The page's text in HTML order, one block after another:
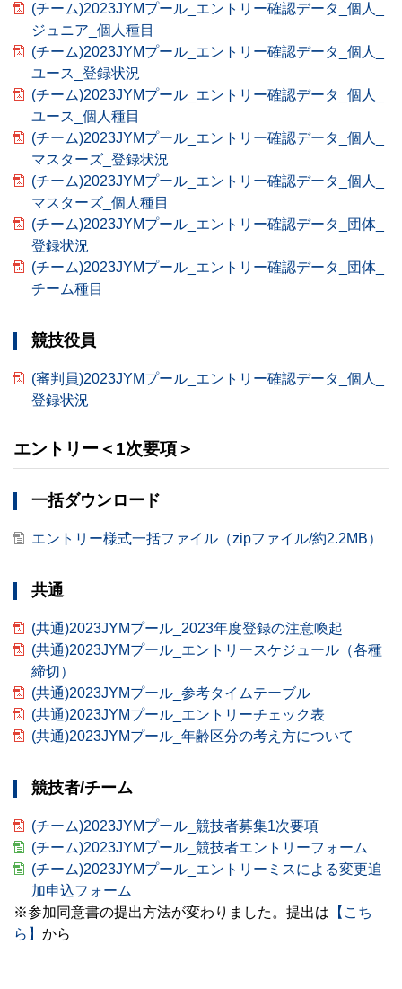
(チーム)2023JYMプール_エントリー確認データ_個人_
ジュニア_個人種目
(チーム)2023JYMプール_エントリー確認データ_個人_
ユース_登録状況
(チーム)2023JYMプール_エントリー確認データ_個人_
ユース_個人種目
(チーム)2023JYMプール_エントリー確認データ_個人_
マスターズ_登録状況
(チーム)2023JYMプール_エントリー確認データ_個人_
マスターズ_個人種目
(チーム)2023JYMプール_エントリー確認データ_団体_
登録状況
(チーム)2023JYMプール_エントリー確認データ_団体_
チーム種目
競技役員
(審判員)2023JYMプール_エントリー確認データ_個人_
登録状況
エントリー＜1次要項＞
一括ダウンロード
エントリー様式一括ファイル（zipファイル/約2.2MB）
共通
(共通)2023JYMプール_2023年度登録の注意喚起
(共通)2023JYMプール_エントリースケジュール（各種
締切）
(共通)2023JYMプール_参考タイムテーブル
(共通)2023JYMプール_エントリーチェック表
(共通)2023JYMプール_年齢区分の考え方について
競技者/チーム
(チーム)2023JYMプール_競技者募集1次要項
(チーム)2023JYMプール_競技者エントリーフォーム
(チーム)2023JYMプール_エントリーミスによる変更追
加申込フォーム
※参加同意書の提出方法が変わりました。提出は 【こち
ら】 から